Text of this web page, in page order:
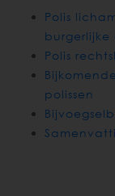
Polis
burgerlijke
Polis
polissen